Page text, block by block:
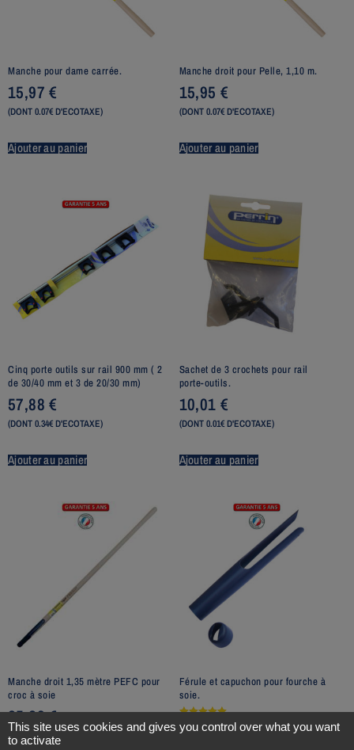
Manche pour dame carrée.
15,97€
(DONT 0.07€ D'ECOTAXE)
Ajouter au panier
Manche droit pour Pelle, 1,10 m.
15,95 €
(DONT 0.07€ D'ECOTAXE)
Ajouter au panier
Cinq porte outils sur rail 900 mm ( 2
de 30/40 mm et 3 de 20/30 mm)
57,88€
(DONT 0.34€ D'ECOTAXE)
Ajouter au panier
Sachet de 3 crochets pour rail
porte-outils.
10,01 €
(DONT 0.01€ D'ECOTAXE)
Ajouter au panier
Manche droit 1,35 mètre PEFC pour
croc à soie
25,23€
(DONT 0.08€ D'ECOTAXE)
Férule et capuchon pour fourche à
soie.
Note
5.00
12,45€
This site uses cookies and gives you control over what you want
to activate